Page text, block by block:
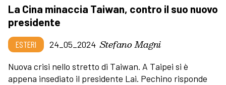
La Cina minaccia Taiwan, contro il suo nuovo
presidente
ESTERI 24_05_2024 Stefano Magni
Nuova crisi nello stretto di Taiwan. A Taipei si è
appena insediato il presidente Lai. Pechino risponde